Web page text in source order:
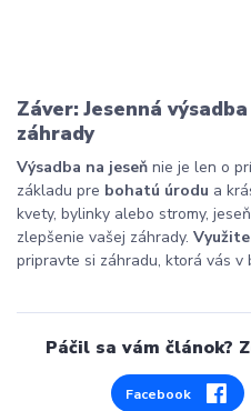
Záver: Jesenná
záhrady
Výsadba na jeseň nie je len o
základu pre bohatú úrodu a
kvety, bylinky alebo stromy,
zlepšenie vašej záhrady.
pripravte si záhradu, ktorá vás v
Páčil sa vám článok?
Facebook